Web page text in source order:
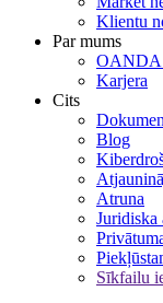
Klientu
Par mums
OANDA
Karjera
Cits
Blog
Atruna
Juridiska
Sīkfailu